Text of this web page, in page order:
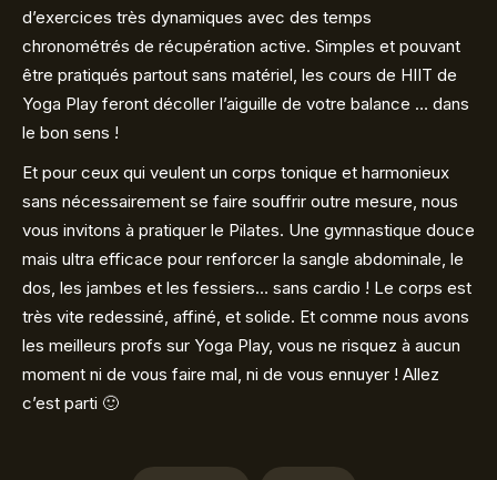
d’exercices très dynamiques avec des temps
chronométrés de récupération active. Simples et pouvant
être pratiqués partout sans matériel, les cours de HIIT de
Yoga Play feront décoller l’aiguille de votre balance … dans
le bon sens !
Et pour ceux qui veulent un corps tonique et harmonieux
sans nécessairement se faire souffrir outre mesure, nous
vous invitons à pratiquer le Pilates. Une gymnastique douce
mais ultra efficace pour renforcer la sangle abdominale, le
dos, les jambes et les fessiers… sans cardio ! Le corps est
très vite redessiné, affiné, et solide. Et comme nous avons
les meilleurs profs sur Yoga Play, vous ne risquez à aucun
moment ni de vous faire mal, ni de vous ennuyer ! Allez
c’est parti 🙂